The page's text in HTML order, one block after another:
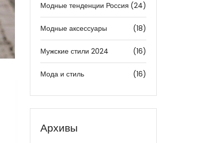
Модные тенденции Россия (24)
Модные аксессуары (18)
Мужские стили 2024 (16)
Мода и стиль (16)
Архивы